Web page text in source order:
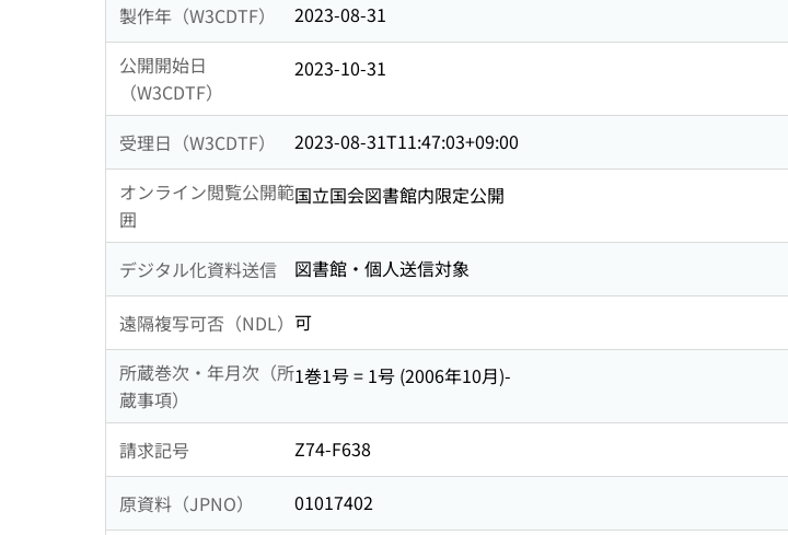
製作年（W3CDTF）
2023-08-31
公開開始日
（W3CDTF）
2023-10-31
受理日（W3CDTF）
2023-08-31T11:47:03+09:00
オンライン閲覧公開範
囲
国立国会図書館内限定公開
デジタル化資料送信 図書館・個人送信対象
遠隔複写可否（NDL） 可
所蔵巻次・年月次（所
蔵事項）
1巻1号 = 1号 (2006年10月)-
請求記号 Z74-F638
原資料（JPNO） 01017402